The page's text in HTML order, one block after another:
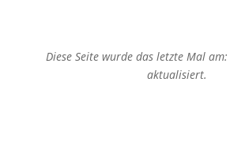
Diese Seite wurde das letzte Mal am:
aktualisiert.